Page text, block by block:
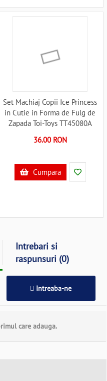
Set Machiaj Copii Ice Princess
in Cutie in Forma de Fulg de
Zapada Toi-Toys TT45080A
36.00 RON
Cumpara
Intrebari si
raspunsuri (0)
Intreaba-ne
care adauga.